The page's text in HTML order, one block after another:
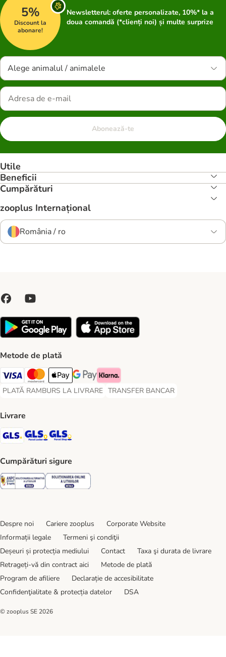
5%
Discount la
abonare!
Newsletterul: oferte personalizate, 10%* la a
doua comandă (*clienți noi) și multe surprize
Alege animalul / animalele
Abonează-te
Utile
Beneficii
Cumpărături
zooplus Internațional
România / ro
Metode de plată
Visa Payment Method
Master Card Payment Method
Apple Pay Payment Method
Google Pay Payment Method
Klarna Payment Method
PLATĂ RAMBURS LA LIVRARE
PLATĂ RAMBURS LA LIVRARE Payment Method
TRANSFER BANCAR
TRANSFER BANCAR Payment
Livrare
GLS Shipping Method
GLS Locker Shipping Method
Cumpărături sigure
Security Security
Despre noi Cariere zooplus
Corporate Website
Informații legale
Termeni şi condiţii
Deșeuri și protecția mediului
Contact
Taxa şi durata de livrare
Retrageți-vă din contract aici
Metode de plată
Program de afiliere
Declarație de accesibilitate
Confidenţialitate & protecția datelor
DSA
© zooplus SE 2026